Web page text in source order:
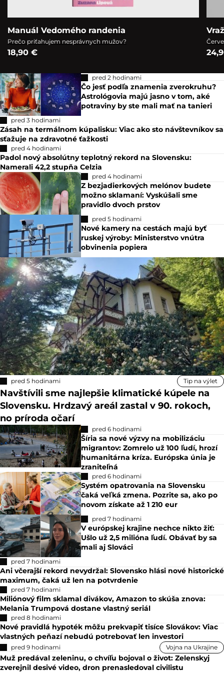
Manuál Vedomého randenia
Prečo priťahujem nesprávnych mužov?
18,90 €
pred 2 hodinami
Čo jesť podľa znamenia zverokruhu?
Astrológovia majú jasno v tom, aké
potraviny by ste mali mať na tanieri
pred 3 hodinami
Zásah na termálnom kúpalisku: Viac ako sto návštevníkov sa
sťažuje na zdravotné ťažkosti
pred 4 hodinami
Padol nový absolútny teplotný rekord na Slovensku:
Namerali 42,2 stupňa Celzia
pred 4 hodinami
Z bezjadierkových melónov budete
možno sklamaní: Vyskúšali sme
pravidlo dvoch prstov
pred 5 hodinami
Nové kamery na cestách majú byť
ruskej výroby: Ministerstvo vnútra
obvinenia popiera
pred 5 hodinami Tip na výlet
Navštívili sme najlepšie klimatické kúpele na
Slovensku. Hrdzavý areál zastal v 90. rokoch,
no príroda očarí
pred 6 hodinami
Šíria sa nové výzvy na mobilizáciu
migrantov: Zomrelo už 100 ľudí, hrozí
humanitárna kríza. Európska únia je
zraniteľná
pred 6 hodinami
Systém opatrovania na Slovensku
čaká veľká zmena. Pozrite sa, ako po
novom získate až 1 210 eur
pred 7 hodinami
V európskej krajine nechce nikto žiť:
Ušlo už 2,5 milióna ľudí. Obávať by sa
mali aj Slováci
pred 7 hodinami
Ani včerajší rekord nevydržal: Slovensko hlási nové historické
maximum, čaká už len na potvrdenie
pred 7 hodinami
Miliónový film sklamal divákov, Amazon to skúša znova:
Melania Trumpová dostane vlastný seriál
pred 8 hodinami
Nové pravidlá hypoték môžu prekvapiť tisíce Slovákov: Viac
vlastných peňazí nebudú potrebovať len investori
pred 9 hodinami Vojna na Ukrajine
Muž predával zeleninu, o chvíľu bojoval o život: Zelenskyj
zverejnil desivé video, dron prenasledoval civilistu